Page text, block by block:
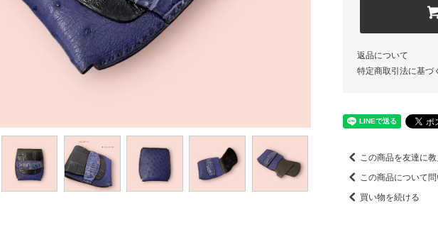
返品について
特定商取引法に基づ
この商品を友達に教
この商品について
買い物を続ける